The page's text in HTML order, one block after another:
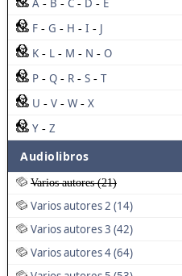
A - B - C - D - E
F - G - H - I - J
K - L - M - N - O
P - Q - R - S - T
U - V - W - X
Y - Z
Audiolibros
Varios autores (21)
Varios autores 2 (14)
Varios autores 3 (42)
Varios autores 4 (64)